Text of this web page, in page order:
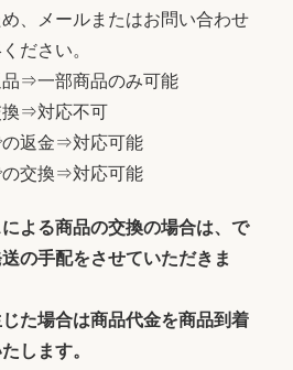
、メールまたはお問い合わせ
ださい。
品⇒一部商品のみ可能
換⇒対応不可
の返金⇒対応可能
の交換⇒対応可能
よる商品の交換の場合は、で
の手配をさせていただきま
た場合は商品代金を商品到着
します。